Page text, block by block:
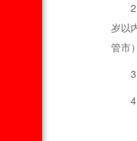
岁以
管市